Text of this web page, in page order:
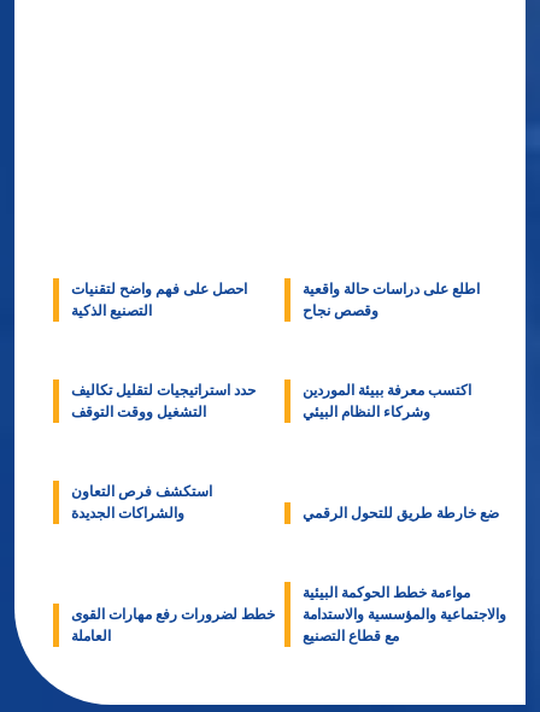
احصل على فهم واضح لتقنيات
التصنيع الذكية
اطلع على دراسات حالة واقعية
وقصص نجاح
حدد استراتيجيات لتقليل تكاليف
التشغيل ووقت التوقف
اكتسب معرفة ببيئة الموردين
وشركاء النظام البيئي
استكشف فرص التعاون
والشراكات الجديدة
ضع خارطة طريق للتحول الرقمي
خطط لضرورات رفع مهارات القوى
العاملة
مواءمة خطط الحوكمة البيئية
والاجتماعية والمؤسسية والاستدامة
مع قطاع التصنيع